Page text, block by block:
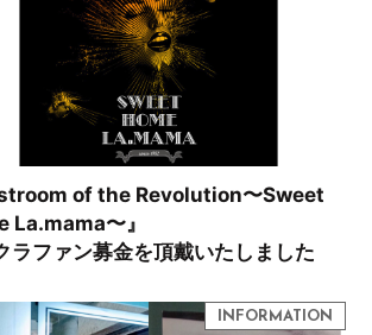
of the Revolution〜Sweet
La.mama〜』
ラファン募金を頂戴いたしました